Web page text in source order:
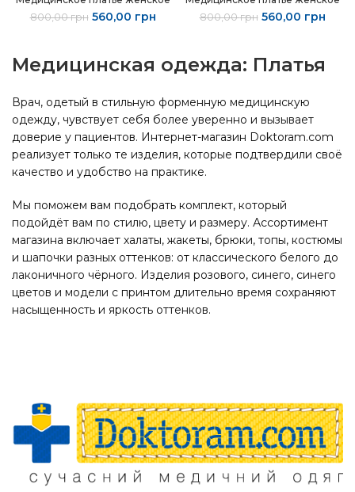
800,00грн Первоначальная
800,00 грн.
560,00 грнТекущая800,00грн Первоначальная
800,00 грн.
560,00 грн
Медицинская одежда: Платья
Врач, одетый в стильную форменную медицинскую
одежду, чувствует себя более уверенно и вызывает
доверие у пациентов. Интернет-магазин Doktoram.com
реализует только те изделия, которые подтвердили своё
качество и удобство на практике.
Мы поможем вам подобрать комплект, который
подойдёт вам по стилю, цвету и размеру. Ассортимент
магазина включает халаты, жакеты, брюки, топы, костюмы
и шапочки разных оттенков: от классического белого до
лаконичного чёрного. Изделия розового, синего, синего
цветов и модели с принтом длительно время сохраняют
насыщенность и яркость оттенков.